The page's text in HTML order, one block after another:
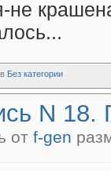
не
Без категории
N 18.
от f-gen